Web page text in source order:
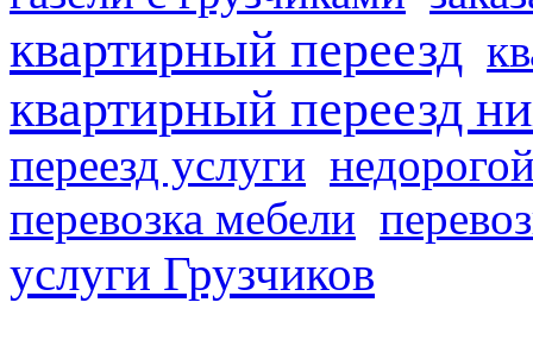
квартирный переезд
квартирный переезд
переезд услуги
перевозка мебели
услуги Грузчиков